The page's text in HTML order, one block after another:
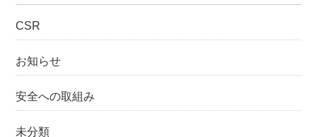
CSR
お知らせ
安全への取組み
未分類